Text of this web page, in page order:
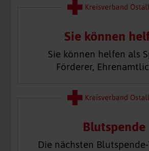
Sie können
Sie können helfen als
Förderer,
Blutspende
Die nächsten